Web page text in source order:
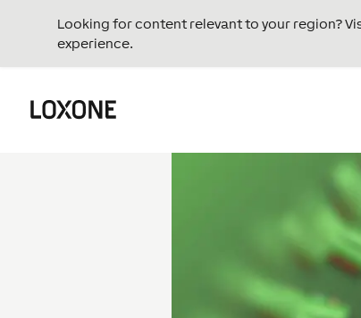
Looking for content relevant to your region?
experience.